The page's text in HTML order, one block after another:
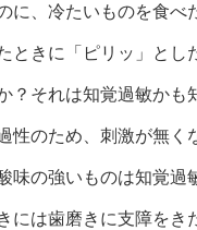
に、冷たいものを食べ
ときに「ピリッ」とし
？それは知覚過敏かも
性のため、刺激が無く
味の強いものは知覚過
には歯磨きに支障をき